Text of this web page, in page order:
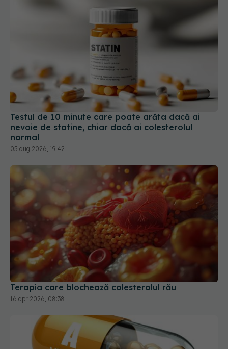
Testul de 10 minute care poate arăta dacă ai
nevoie de statine, chiar dacă ai colesterolul
normal
05 aug 2026, 19:42
Terapia care blochează colesterolul rău
16 apr 2026, 08:38